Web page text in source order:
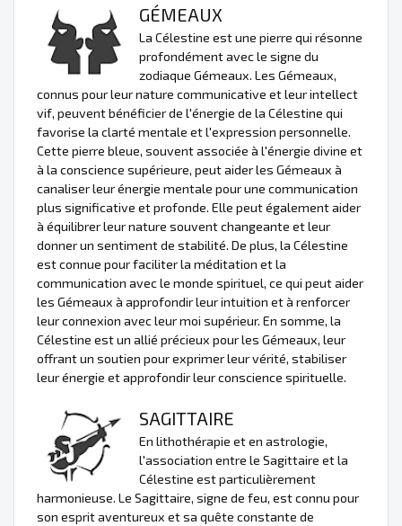
GÉMEAUX
La Célestine est une pierre qui résonne
profondément avec le signe du
zodiaque Gémeaux. Les Gémeaux,
connus pour leur nature communicative et leur intellect
vif, peuvent bénéficier de l'énergie de la Célestine qui
favorise la clarté mentale et l'expression personnelle.
Cette pierre bleue, souvent associée à l'énergie divine et
à la conscience supérieure, peut aider les Gémeaux à
canaliser leur énergie mentale pour une communication
plus significative et profonde. Elle peut également aider
à équilibrer leur nature souvent changeante et leur
donner un sentiment de stabilité. De plus, la Célestine
est connue pour faciliter la méditation et la
communication avec le monde spirituel, ce qui peut aider
les Gémeaux à approfondir leur intuition et à renforcer
leur connexion avec leur moi supérieur. En somme, la
Célestine est un allié précieux pour les Gémeaux, leur
offrant un soutien pour exprimer leur vérité, stabiliser
leur énergie et approfondir leur conscience spirituelle.
SAGITTAIRE
En lithothérapie et en astrologie,
l'association entre le Sagittaire et la
Célestine est particulièrement
harmonieuse. Le Sagittaire, signe de feu, est connu pour
son esprit aventureux et sa quête constante de